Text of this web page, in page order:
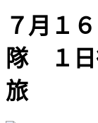
７月１
隊 １日
旅